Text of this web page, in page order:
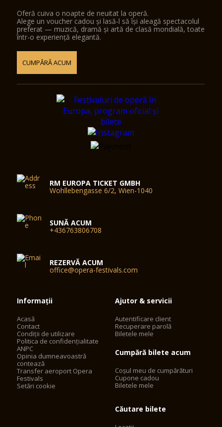
Oferă cuiva o noapte de neuitat la operă.
Alege un voucher cadou și lasă-l să își aleagă spectacolul
preferat — muzică, dramă și artă de clasă mondială, toate
într-o experiență elegantă.
CUMPĂRĂ ACUM
RM EUROPA TICKET GMBH
Wohllebengasse 6/2, Wien-1040
SUNĂ ACUM
+436763806708
REZERVĂ ACUM
office@opera-festivals.com
Informații
Acasă
Contact
Condiții de utilizare
Politica de confidențialitate
ANPC
Opinia dumneavoastră
contează
Transfer aeroport Opera
Festivals
Setări cookie
Ajutor & servicii
Autentificare client
Recuperare parolă
Biletele mele
Cumpără bilete acum
Coșul meu de cumpărături
Cupone cadou
Biletele mele
Căutare bilete